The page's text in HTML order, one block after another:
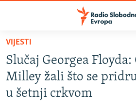
Pređite
glavni
sadržaj
Pređite
na
VIJESTI
BOSNA I HERCEGOVINA
SRBIJA
VIJESTI
Slučaj Georgea Floyda:
Milley žali što se
u šetnji crkvom